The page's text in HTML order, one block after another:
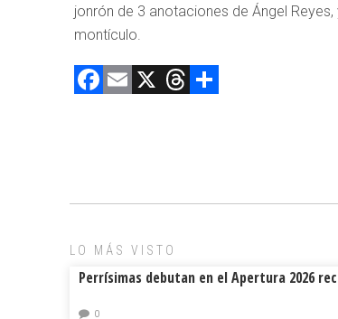
jonrón de 3 anotaciones de Ángel
montículo.
F
o
E X T
d ar
LO MÁS VISTO
Perrísimas debutan en el Apertura 2026
0